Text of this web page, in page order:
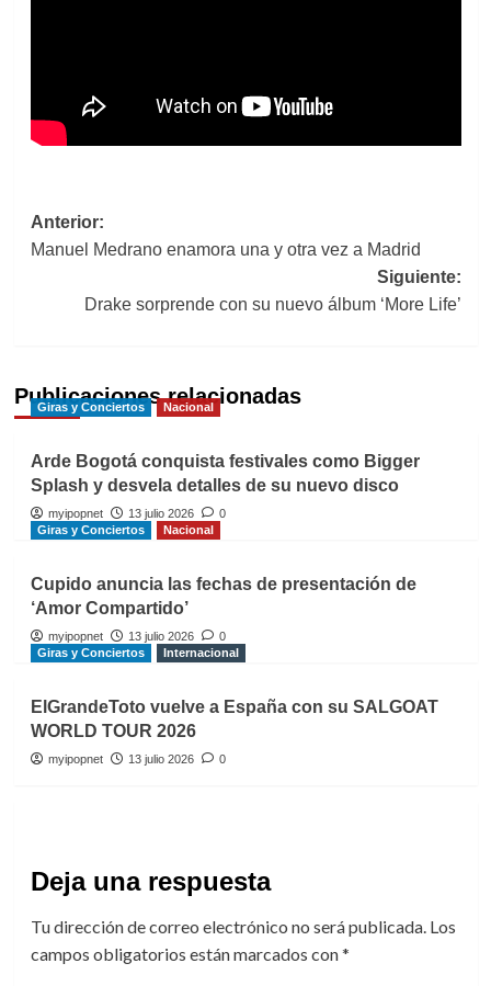
Navegación
de
entradas
Anterior:
Manuel Medrano enamora una y otra vez a Madrid
Siguiente:
Drake sorprende con su nuevo álbum ‘More Life’
Publicaciones relacionadas
Giras y Conciertos Nacional
Arde Bogotá conquista festivales como Bigger
Splash y desvela detalles de su nuevo disco
myipopnet 13 julio 2026
0
Giras y Conciertos
Nacional
Cupido anuncia las fechas de presentación de
‘Amor Compartido’
myipopnet 13 julio 2026
0
Giras y Conciertos
Internacional
ElGrandeToto vuelve a España con su SALGOAT
WORLD TOUR 2026
myipopnet 13 julio 2026 0
Deja una respuesta
Tu dirección de correo electrónico no será publicada. Los
campos obligatorios están marcados con*